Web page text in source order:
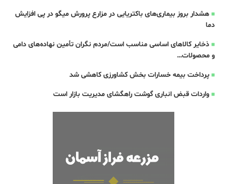
هشدار بروز بیماری‌های باکتریایی در مزارع پرورش میگو در پی افزایش
دما
ذخایر کالاهای اساسی مناسب است/مردم نگران تأمین نهاده‌های دامی
و محصولات…
پرداخت بیمه خسارات بخش کشاورزی کاهشی شد
واردات قبض‌ انباری گوشت راهگشای مدیریت بازار است